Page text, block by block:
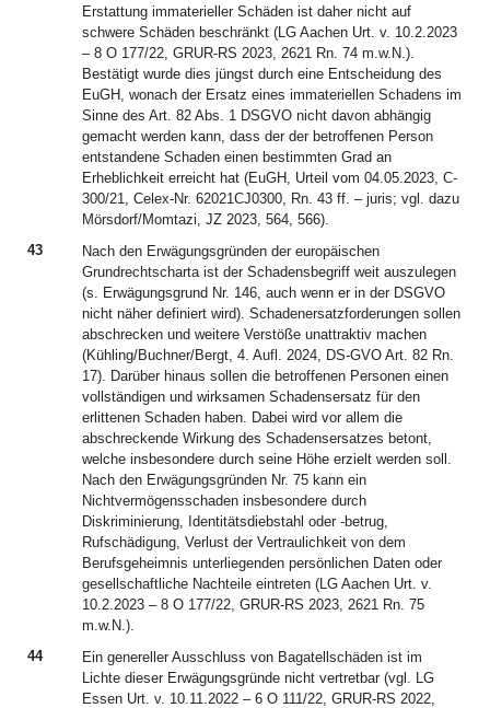
Erstattung immaterieller Schäden ist daher nicht auf
schwere Schäden beschränkt (LG Aachen Urt. v. 10.2.2023
– 8 O 177/22, GRUR-RS 2023, 2621 Rn. 74 m.w.N.).
Bestätigt wurde dies jüngst durch eine Entscheidung des
EuGH, wonach der Ersatz eines immateriellen Schadens im
Sinne des Art. 82 Abs. 1 DSGVO nicht davon abhängig
gemacht werden kann, dass der der betroffenen Person
entstandene Schaden einen bestimmten Grad an
Erheblichkeit erreicht hat (EuGH, Urteil vom 04.05.2023, C-
300/21, Celex-Nr. 62021CJ0300, Rn. 43 ff. – juris; vgl. dazu
Mörsdorf/Momtazi, JZ 2023, 564, 566).
43
Nach den Erwägungsgründen der europäischen
Grundrechtscharta ist der Schadensbegriff weit auszulegen
(s. Erwägungsgrund Nr. 146, auch wenn er in der DSGVO
nicht näher definiert wird). Schadenersatzforderungen sollen
abschrecken und weitere Verstöße unattraktiv machen
(Kühling/Buchner/Bergt, 4. Aufl. 2024, DS-GVO Art. 82 Rn.
17). Darüber hinaus sollen die betroffenen Personen einen
vollständigen und wirksamen Schadensersatz für den
erlittenen Schaden haben. Dabei wird vor allem die
abschreckende Wirkung des Schadensersatzes betont,
welche insbesondere durch seine Höhe erzielt werden soll.
Nach den Erwägungsgründen Nr. 75 kann ein
Nichtvermögensschaden insbesondere durch
Diskriminierung, Identitätsdiebstahl oder -betrug,
Rufschädigung, Verlust der Vertraulichkeit von dem
Berufsgeheimnis unterliegenden persönlichen Daten oder
gesellschaftliche Nachteile eintreten (LG Aachen Urt. v.
10.2.2023 – 8 O 177/22, GRUR-RS 2023, 2621 Rn. 75
m.w.N.).
44
Ein genereller Ausschluss von Bagatellschäden ist im
Lichte dieser Erwägungsgründe nicht vertretbar (vgl. LG
Essen Urt. v. 10.11.2022 – 6 O 111/22, GRUR-RS 2022,